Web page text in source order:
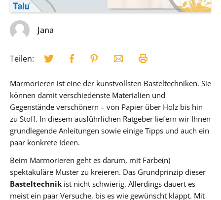
Jana
Teilen:
Marmorieren ist eine der kunstvollsten Basteltechniken. Sie
können damit verschiedenste Materialien und
Gegenstände verschönern – von Papier über Holz bis hin
zu Stoff. In diesem ausführlichen Ratgeber liefern wir Ihnen
grundlegende Anleitungen sowie einige Tipps und auch ein
paar konkrete Ideen.
Beim Marmorieren geht es darum, mit Farbe(n)
spektakuläre Muster zu kreieren. Das Grundprinzip dieser
Basteltechnik ist nicht schwierig. Allerdings dauert es
meist ein paar Versuche, bis es wie gewünscht klappt. Mit